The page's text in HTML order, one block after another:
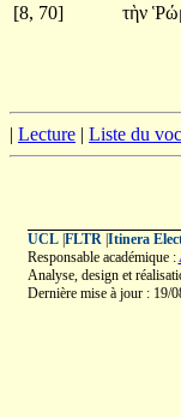
[8, 70]
τὴν
| Lecture | Liste du
UCL| FLTR| Itinera
Responsable académique :
Analyse, design et
Dernière mise à jour : 19/